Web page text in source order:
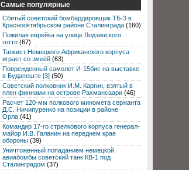
Самые популярные
Сбитый советский бомбардировщик ТБ-3 в
Краснооктябрьском районе Сталинграда (160)
Пожилая еврейка на улице Лодзинского
гетто (67)
Танкист Немецкого Африканского корпуса
играет со змеёй (63)
Поврежденный самолет И-15бис на выставке
в Будапеште [3] (50)
Советский полковник И.М. Каргин, взятый в
плен финнами на острове Рахмансаари (46)
Расчет 120-мм полкового миномета сержанта
Д.С. Ничипуренко на позиции в районе
Орла (41)
Командир 17-го стрелкового корпуса генерал-
майор И.В. Галанин на переднем крае
обороны (39)
Уничтоженный попаданием немецкой
авиабомбы советский танк КВ-1 под
Сталинградом (37)